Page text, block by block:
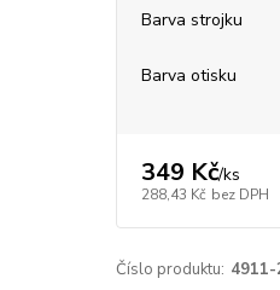
Barva strojku
Barva otisku
349 Kč/ks
288,43 Kč bez DPH
Číslo produktu: